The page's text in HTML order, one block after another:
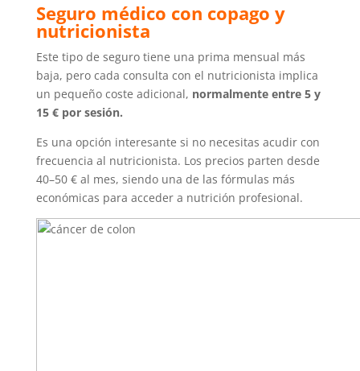
Seguro médico con copago y
nutricionista
Este tipo de seguro tiene una prima mensual más
baja, pero cada consulta con el nutricionista implica
un pequeño coste adicional, normalmente entre 5 y
15 € por sesión.
Es una opción interesante si no necesitas acudir con
frecuencia al nutricionista. Los precios parten desde
40–50 € al mes, siendo una de las fórmulas más
económicas para acceder a nutrición profesional.